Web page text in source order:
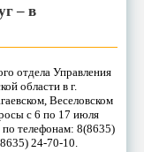
– в
отдела Управления
области в г.
Веселовском
с 6 по 17 июля
телефонам: 8(8635)
24-70-10.